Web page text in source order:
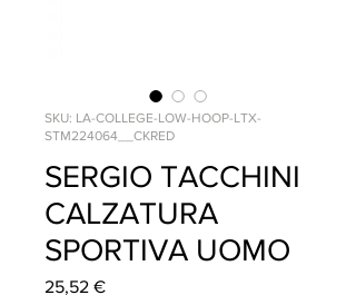
SKU: LA-COLLEGE-LOW-HOOP-LTX-
STM224064__CKRED
SERGIO TACCHINI
CALZATURA
SPORTIVA UOMO
25,52 €Prezzo